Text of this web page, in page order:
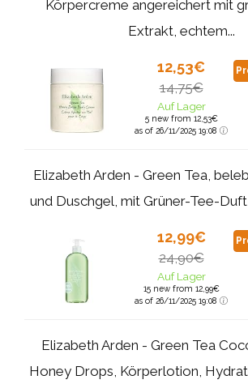
Körpercreme angereichert mit
Extrakt, echtem...
12,53€
14,75€
Auf Lager
5 new from 12,53€
as of 26/11/2025 19:08
Elizabeth Arden - Green Tea,
und Duschgel, mit Grüner-Tee-
12,99€
24,90€
Auf Lager
15 new from 12,99€
as of 26/11/2025 19:08
Elizabeth Arden - Green Tea
Honey Drops, Körperlotion,